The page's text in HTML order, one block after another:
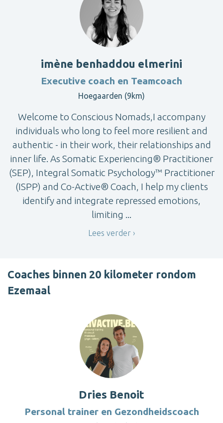
imène benhaddou elmerini
Executive coach en Teamcoach
Hoegaarden (9km)
Welcome to Conscious Nomads,I accompany
individuals who long to feel more resilient and
authentic - in their work, their relationships and
inner life. As Somatic Experiencing® Practitioner
(SEP), Integral Somatic Psychology™ Practitioner
(ISPP) and Co-Active® Coach, I help my clients
identify and integrate repressed emotions,
limiting ...
Lees verder
Coaches binnen 20 kilometer rondom
Ezemaal
Dries Benoit
Personal trainer en Gezondheidscoach